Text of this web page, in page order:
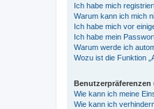
Ich habe mich
Warum kann ich mich
Ich habe mich vor
Ich habe mein
Warum werde ich
Wozu ist die Funktion
Wie kann ich meine
Wie kann ich